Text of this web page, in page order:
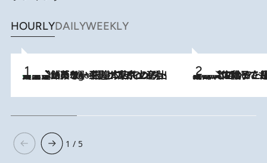
HOURLYDAILYWEEKLY
4 Hours Ago
【間違いのない王道・東京土産】資生堂パーラー 銀座本店でのみ出会える銘菓5選《極上プディング・濃厚チーズケーキ・ボンボンショコラほか》 2026.8.5
【阿川佐和子さんの年とる力】なぜ70代で始めた趣味は“こんなに楽しい”のか？ ピアノ、俳句…スランプに陥っても続けられる“ある秘訣”とは
1 / 5